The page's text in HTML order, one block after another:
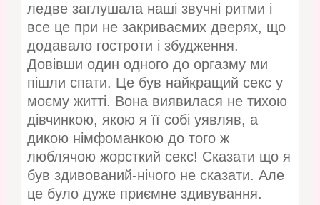
ледве заглушала наші звучні ритми і
все це при не закриваємих дверях, що
додавало гостроти і збудження.
Довівши один одного до оргазму ми
пішли спати. Це був найкращий секс у
моєму житті. Вона виявилася не тихою
дівчинкою, якою я її собі уявляв, а
дикою німфоманкою до того ж
люблячою жорсткий секс! Сказати що я
був здивований-нічого не сказати. Але
це було дуже приємне здивування.